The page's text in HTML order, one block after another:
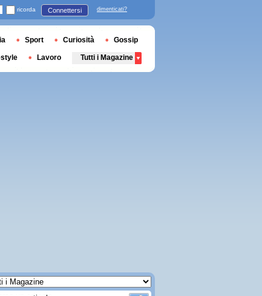
ricorda Connettersi dimenticati?
Sport Curiosità Gossip
Lavoro Tutti i Magazine